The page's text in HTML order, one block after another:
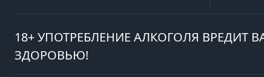
18+ УПОТРЕБЛЕНИЕ АЛКОГОЛЯ ВРЕДИТ
ЗДОРОВЬЮ!